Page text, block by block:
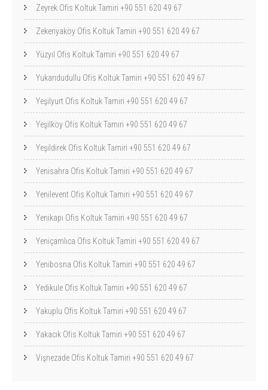
Zeyrek Ofis Koltuk Tamiri +90 551 620 49 67
Zekeriyaköy Ofis Koltuk Tamiri +90 551 620 49 67
Yüzyıl Ofis Koltuk Tamiri +90 551 620 49 67
Yukarıdudullu Ofis Koltuk Tamiri +90 551 620 49 67
Yeşilyurt Ofis Koltuk Tamiri +90 551 620 49 67
Yeşilköy Ofis Koltuk Tamiri +90 551 620 49 67
Yeşildirek Ofis Koltuk Tamiri +90 551 620 49 67
Yenisahra Ofis Koltuk Tamiri +90 551 620 49 67
Yenilevent Ofis Koltuk Tamiri +90 551 620 49 67
Yenikapı Ofis Koltuk Tamiri +90 551 620 49 67
Yeniçamlıca Ofis Koltuk Tamiri +90 551 620 49 67
Yenibosna Ofis Koltuk Tamiri +90 551 620 49 67
Yedikule Ofis Koltuk Tamiri +90 551 620 49 67
Yakuplu Ofis Koltuk Tamiri +90 551 620 49 67
Yakacık Ofis Koltuk Tamiri +90 551 620 49 67
Vişnezade Ofis Koltuk Tamiri +90 551 620 49 67